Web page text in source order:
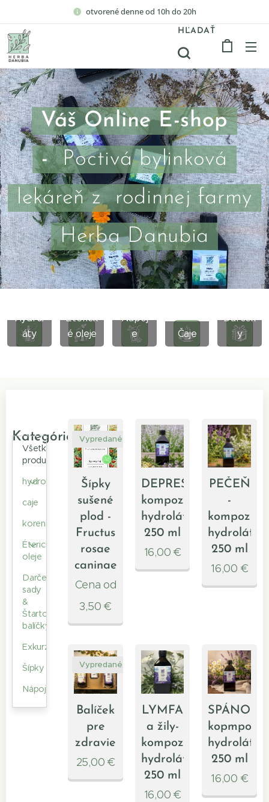
otvorené denne od 10h do 20h
HĽADAŤ
Váš Online E-shop
-Poctivá bylinková
lekáreň z rodinnej farmy
Herba Danubia
Hydrol
áty
Eterick
é oleje
Nápoj
e
Čaje
Darček
y
Kategórie
Všetky
produkty
hydrolaty
caje
koreniny
Éterické
oleje
Darčekové
sady
&
Štartovacie
balíčky
Exkurzie
Šípky
Nápoje
Šípky
sušené
plod -
Fructus
rosae
caninae
Vypredané
Cena od
3,50 €
DEPRESS-
kompozícia
hydrolátov
250 ml
16,00 €
PEČEŇ
-
kompozícia
hydrolátov
250 ml
16,00 €
Balíček
pre
zdravie
Vypredané
25,00 €
LYMFA
a žily-
kompozícia
hydrolátov
250 ml
16,00 €
SPÁNOK-
hydrolátov
250 ml
16,00 €